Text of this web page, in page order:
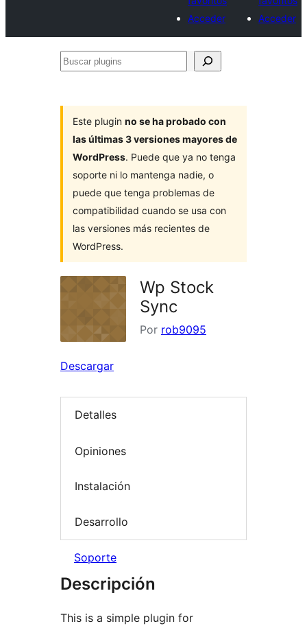
Acceder
Acceder
Buscar
Este plugin no se ha probado con
las últimas 3 versiones mayores de
WordPress. Puede que ya no tenga
soporte ni lo mantenga nadie, o
puede que tenga problemas de
compatibilidad cuando se usa con
las versiones más recientes de
WordPress.
Wp Stock
Sync
Por rob9095
Descargar
Detalles
Opiniones
Instalación
Desarrollo
Soporte
Descripción
This is a simple plugin for